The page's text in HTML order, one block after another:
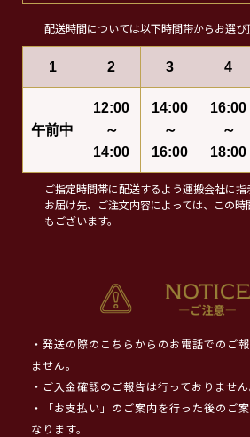
配送時間については以下時間帯からお選び
1 2 3 4
午前中
12:00
～
14:00
14:00
～
16:00
16:00
～
18:00
ご指定時間帯に配送するよう運搬会社に指
お届け先、ご注文内容によっては、この
もございます。
・発送の際のこちらからのお電話でのご
ません。
・ご入金確認のご報告は行っておりません
・「お支払い」のご案内を行った後のご
なります。